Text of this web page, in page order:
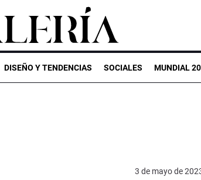
DISEÑO Y TENDENCIAS SOCIALES MUNDIAL
3 de mayo de